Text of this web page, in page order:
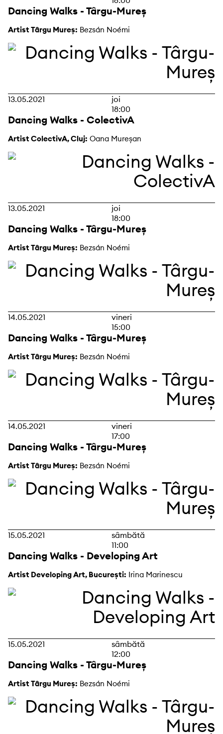
Dancing Walks - Târgu-Mureș
Artist Târgu Mureș: Bezsán Noémi
13.05.2021
joi
18:00
Dancing Walks - ColectivA
Artist ColectivA, Cluj: Oana Mureșan
13.05.2021
joi
18:00
Dancing Walks - Târgu-Mureș
Artist Târgu Mureș: Bezsán Noémi
14.05.2021
vineri
15:00
Dancing Walks - Târgu-Mureș
Artist Târgu Mureș: Bezsán Noémi
14.05.2021
vineri
17:00
Dancing Walks - Târgu-Mureș
Artist Târgu Mureș: Bezsán Noémi
15.05.2021
sâmbătă
11:00
Dancing Walks - Developing Art
Artist Developing Art, București: Irina Marinescu
15.05.2021
sâmbătă
12:00
Dancing Walks - Târgu-Mureș
Artist Târgu Mureș: Bezsán Noémi